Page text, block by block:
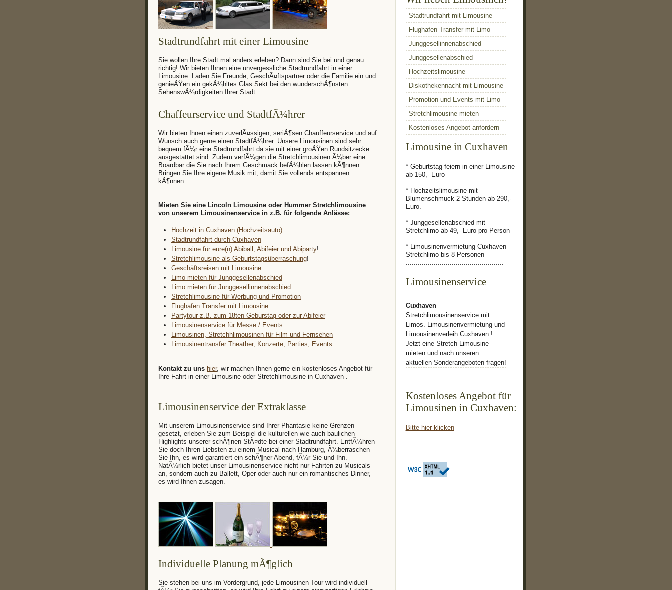
Stadtrundfahrt mit einer Limousine
Sie wollen Ihre Stadt mal anders erleben? Dann sind Sie bei und genau
richtig! Wir bieten Ihnen eine unvergessliche Stadtrundfahrt in einer
Limousine. Laden Sie Freunde, GeschÃ¤ftspartner oder die Familie ein und
genieÃŸen ein gekÃ¼hltes Glas Sekt bei den wunderschÃ¶nsten
SehenswÃ¼rdigkeiten Ihrer Stadt.
Chaffeurservice und StadtfÃ¼hrer
Wir bieten Ihnen einen zuverlÃ¤ssigen, seriÃ¶sen Chauffeurservice und auf
Wunsch auch gerne einen StadtfÃ¼hrer. Unsere Limousinen sind sehr
bequem fÃ¼r eine Stadtrundfahrt da sie mit einer groÃŸen Rundsitzecke
ausgestattet sind. Zudem verfÃ¼gen die Stretchlimousinen Ã¼ber eine
Boardbar die Sie nach Ihrem Geschmack befÃ¼hlen lassen kÃ¶nnen.
Bringen Sie Ihre eigene Musik mit, damit Sie vollends entspannen
kÃ¶nnen.
Mieten Sie eine Lincoln Limousine oder Hummer Stretchlimousine
von unserem Limousinenservice in z.B. für folgende Anlässe:
Hochzeit in Cuxhaven (Hochzeitsauto)
Stadtrundfahrt durch Cuxhaven
Limousine für eure(n) Abiball, Abifeier und Abiparty!
Stretchlimousine als Geburtstagsüberraschung!
Geschäftsreisen mit Limousine
Limo mieten für Junggesellenabschied
Limo mieten für Junggesellinnenabschied
Stretchlimousine für Werbung und Promotion
Flughafen Transfer mit Limousine
Partytour z.B. zum 18ten Geburstag oder zur Abifeier
Limousinenservice für Messe / Events
Limousinen, Stretchhlimousinen für Film und Fernsehen
Limousinentransfer Theather, Konzerte, Parties, Events...
Kontakt zu uns hier, wir machen Ihnen gerne ein kostenloses Angebot für
Ihre Fahrt in einer Limousine oder Stretchlimousine in Cuxhaven .
Limousinenservice der Extraklasse
Mit unserem Limousinenservice sind Ihrer Phantasie keine Grenzen
gesetzt, erleben Sie zum Beispiel die kulturellen wie auch baulichen
Highlights unserer schÃ¶nen StÃ¤dte bei einer Stadtrundfahrt. EntfÃ¼hren
Sie doch Ihren Liebsten zu einem Musical nach Hamburg, Ã¼berraschen
Sie Ihn, es wird garantiert ein schÃ¶ner Abend, fÃ¼r Sie und Ihn.
NatÃ¼rlich bietet unser Limousinenservice nicht nur Fahrten zu Musicals
an, sondern auch zu Ballett, Oper oder auch nur ein romantisches Dinner,
es wird Ihnen zusagen.
Individuelle Planung mÃ¶glich
Sie stehen bei uns im Vordergrund, jede Limousinen Tour wird individuell
Stadtrundfahrt mit Limousine
Flughafen Transfer mit Limo
Junggesellinnenabschied
Junggesellenabschied
Hochzeitslimousine
Diskothekennacht mit Limousine
Promotion und Events mit Limo
Stretchlimousine mieten
Kostenloses Angebot anfordern
Limousine in Cuxhaven
* Geburtstag feiern in einer Limousine
ab 150,- Euro
* Hochzeitslimousine mit
Blumenschmuck 2 Stunden ab 290,-
Euro.
* Junggesellenabschied mit
Stretchlimo ab 49,- Euro pro Person
* Limousinenvermietung Cuxhaven
Stretchlimo bis 8 Personen
.................................................
Limousinenservice
Cuxhaven
Stretchlimousinenservice mit
Limos. Limousinenvermietung und
Limousinenverleih Cuxhaven !
Jetzt eine Stretch Limousine
mieten und nach unseren
aktuellen Sonderangeboten fragen!
Kostenloses Angebot für
Limousinen in Cuxhaven:
Bitte hier klicken